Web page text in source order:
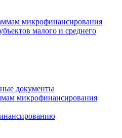
микрофинансирования
малого и среднего
документы
микрофинансирования